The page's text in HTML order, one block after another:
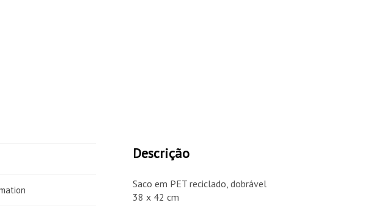
Descrição
Saco em PET reciclado, dobrável
38 x 42 cm